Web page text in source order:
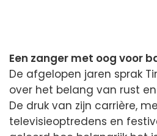
Een zanger met oog voor
De afgelopen jaren sprak
over het belang van rust
De druk van zijn carrière,
televisieoptredens en